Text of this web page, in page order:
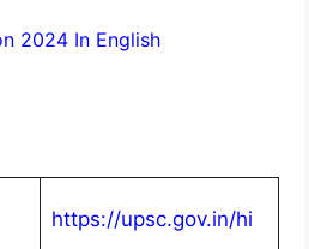
2024 In English
https://upsc.gov.in/hi